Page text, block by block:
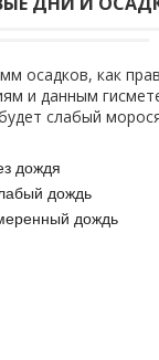
мм осадков, как
и данным
слабый
дождя
дождь
дождь